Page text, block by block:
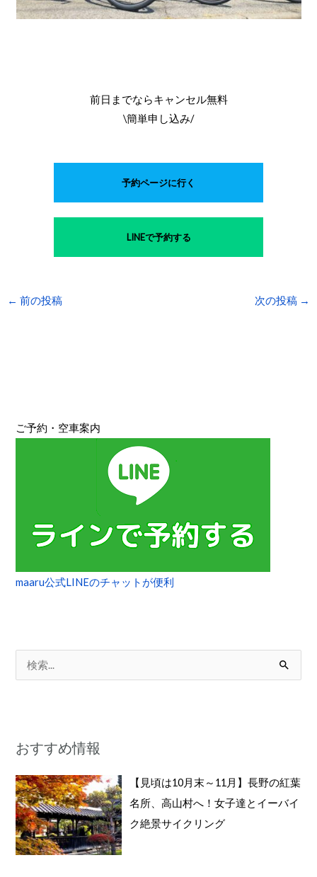
前日までならキャンセル無料
\簡単申し込み/
予約ページに行く
LINEで予約する
← 前の投稿 次の投稿 →
ご予約・空車案内
maaru公式LINEのチャットが便利
:おすすめ情報
【見頃は10月末～11月】長野の紅葉
名所、高山村へ！女子達とイーバイ
ク絶景サイクリング